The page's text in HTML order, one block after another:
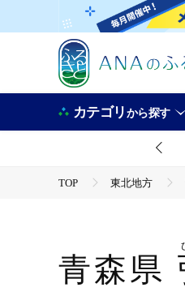
カテゴリから探す
TOP 東北地方
青森県